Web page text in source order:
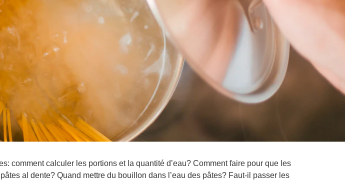
comment calculer les portions et la quantité d’eau? Comment faire pour que les
al dente? Quand mettre du bouillon dans l’eau des pâtes? Faut-il passer les